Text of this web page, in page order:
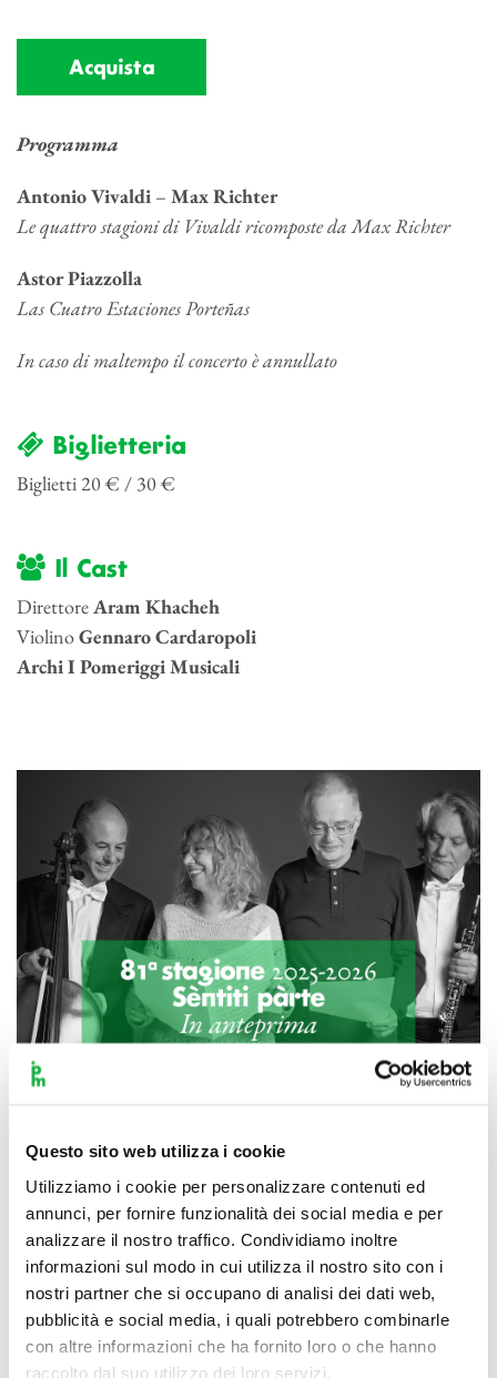
Questo sito web utilizza i cookie
Utilizziamo i cookie per personalizzare contenuti ed
annunci, per fornire funzionalità dei social media e per
analizzare il nostro traffico. Condividiamo inoltre
informazioni sul modo in cui utilizza il nostro sito con i
nostri partner che si occupano di analisi dei dati web,
pubblicità e social media, i quali potrebbero combinarle
con altre informazioni che ha fornito loro o che hanno
raccolto dal suo utilizzo dei loro servizi.
Acquista
Programma
Antonio Vivaldi – Max Richter
Le quattro stagioni di Vivaldi ricomposte da Max Richter
Astor Piazzolla
Las Cuatro Estaciones Porteñas
In caso di maltempo il concerto è annullato
Biglietteria
Biglietti 20 € / 30 €
Il Cast
DirettoreAram Khacheh
ViolinoGennaro Cardaropoli
ArchiI Pomeriggi Musicali
Scopri di più